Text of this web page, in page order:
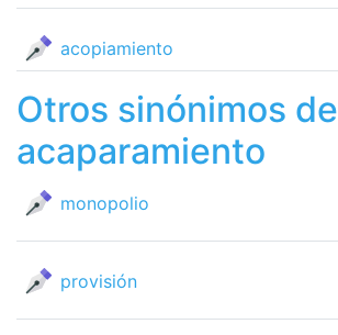
acopiamiento
Otros sinónimos de
acaparamiento
monopolio
provisión